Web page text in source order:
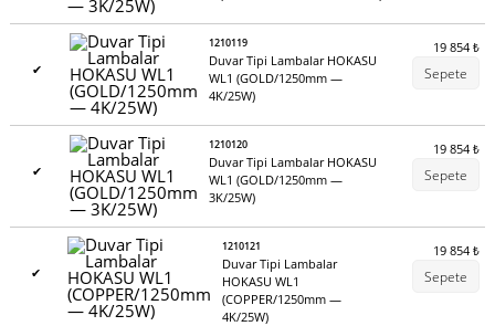
✔
1210119
Duvar Tipi Lambalar HOKASU
WL1 (GOLD/1250mm —
4K/25W)
19 854₺
Sepete
✔
1210120
Duvar Tipi Lambalar HOKASU
WL1 (GOLD/1250mm —
3K/25W)
19 854₺
Sepete
✔
1210121
Duvar Tipi Lambalar
HOKASU WL1
(COPPER/1250mm —
4K/25W)
19 854₺
Sepete